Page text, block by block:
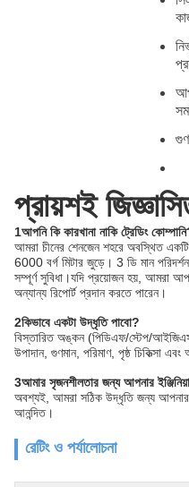
প্রায়শই
1আপনি কি কারখানা নাকি ট্রেডিং
আমরা চীনের শেনজেন শহরে অবস্থিত
6000 বর্গ মিটার জুড়ে। 3 ডি মান
সম্পূর্ণ সুবিধা।যদি প্রয়োজন হয়, আমরা
অন্যান্য রিপোর্ট প্রদান করতে পারেন।
2কিভাবে একটা উদ্ধৃতি পাবো?
বিস্তারিত অঙ্কন (পিডিএফ/স্টেপ/
উপাদান, গুণমান, পরিমাণ, পৃষ্ঠ চিকিত্সা
3আমার সৃজনশীলতার জন্য আপনার
অবশ্যই, আমরা সঠিক উদ্ধৃতি জন্য আপনার
আনন্দিত।
রেটিং ও পর্যালোচনা